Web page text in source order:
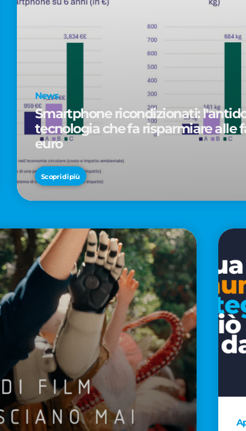
News
Smartphone ricondizionati:
tecnologia che fa risparmiare alle
euro
Scopri di più